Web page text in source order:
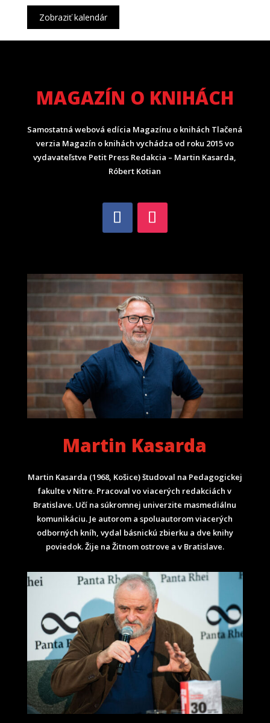
Zobraziť kalendár
MAGAZÍN O KNIHÁCH
Samostatná webová edícia Magazínu o knihách Tlačená
verzia Magazín o knihách vychádza od roku 2015 vo
vydavateľstve Petit Press Redakcia – Martin Kasarda,
Róbert Kotian
Martin Kasarda
Martin Kasarda (1968, Košice) študoval na Pedagogickej
fakulte v Nitre. Pracoval vo viacerých redakciách v
Bratislave. Učí na súkromnej univerzite masmediálnu
komunikáciu. Je autorom a spoluautorom viacerých
odborných kníh, vydal básnickú zbierku a dve knihy
poviedok. Žije na Žitnom ostrove a v Bratislave.